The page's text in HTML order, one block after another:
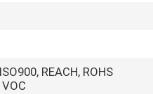
REACH, ROHS